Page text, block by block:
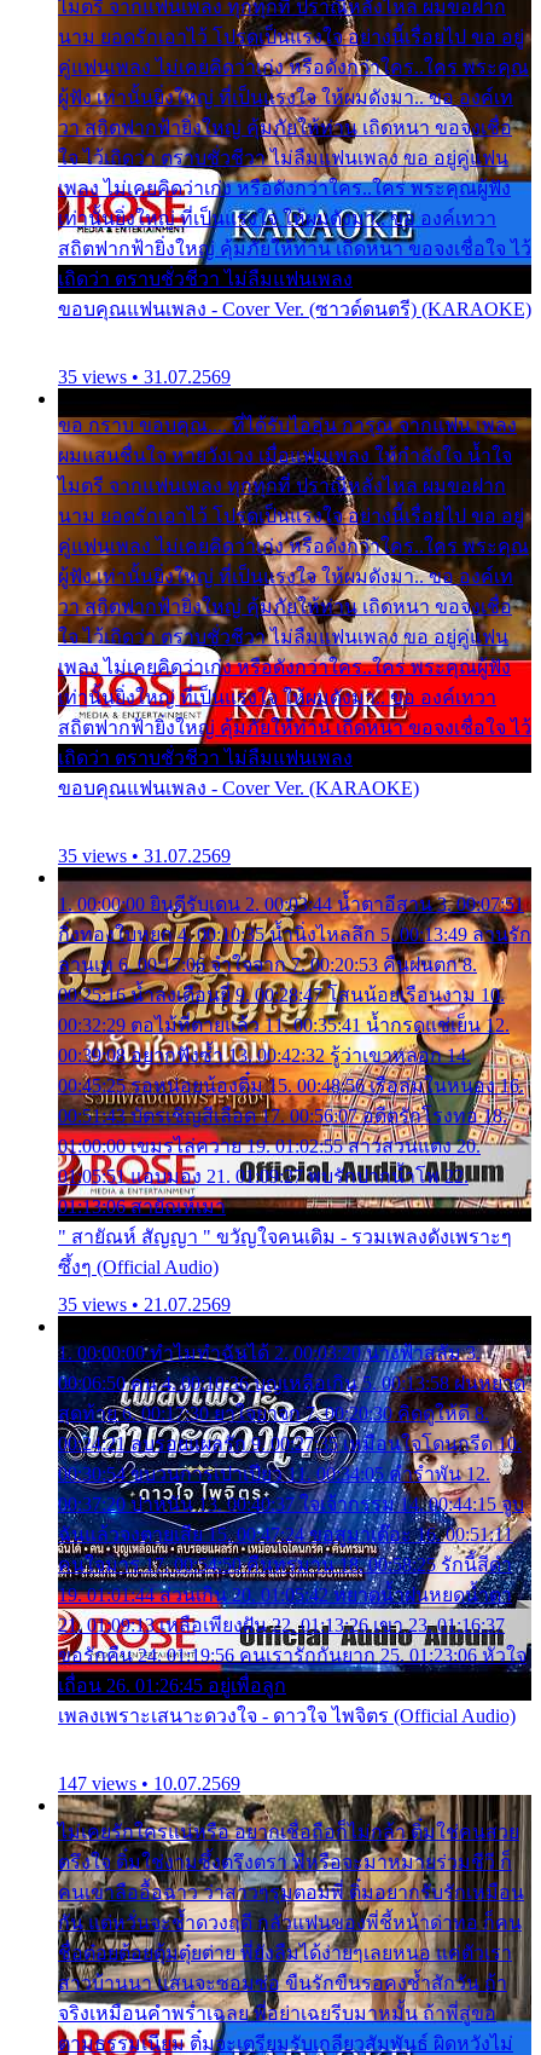
ไมตรี จากแฟนเพลง ทุกทุกที่ ปราณีหลั่งไหล ผมขอฝาก
นาม ยอดรักเอาไว้ โปรดเป็นแรงใจ อย่างนี้เรื่อยไป ขอ อยู่
คู่แฟนเพลง ไม่เคยคิดว่าเก่ง หรือดังกว่าใคร..ใคร พระคุณ
ผู้ฟัง เท่านั้นยิ่งใหญ่ ที่เป็นแรงใจ ให้ผมดังมา.. ขอ องค์เท
วา สถิตฟากฟ้ายิ่งใหญ่ คุ้มภัยให้ท่าน เถิดหนา ขอจงเชื่อ
ใจ ไว้เถิดว่า ตราบชั่วชีวา ไม่ลืมแฟนเพลง ขอ อยู่คู่แฟน
เพลง ไม่เคยคิดว่าเก่ง หรือดังกว่าใคร..ใคร พระคุณผู้ฟัง
เท่านั้นยิ่งใหญ่ ที่เป็นแรงใจ ให้ผมดังมา.. ขอ องค์เทวา
สถิตฟากฟ้ายิ่งใหญ่ คุ้มภัยให้ท่าน เถิดหนา ขอจงเชื่อใจ ไว้
เถิดว่า ตราบชั่วชีวา ไม่ลืมแฟนเพลง
ขอบคุณแฟนเพลง - Cover Ver. (ซาวด์ดนตรี) (KARAOKE)
35 views • 31.07.2569
ขอ กราบ ขอบคุณ.... ที่ได้รับไออุ่น การุณ จากแฟน เพลง
ผมแสนชื่นใจ หายวังเวง เมื่อแฟนเพลง ให้กำลังใจ น้ำใจ
ไมตรี จากแฟนเพลง ทุกทุกที่ ปราณีหลั่งไหล ผมขอฝาก
นาม ยอดรักเอาไว้ โปรดเป็นแรงใจ อย่างนี้เรื่อยไป ขอ อยู่
คู่แฟนเพลง ไม่เคยคิดว่าเก่ง หรือดังกว่าใคร..ใคร พระคุณ
ผู้ฟัง เท่านั้นยิ่งใหญ่ ที่เป็นแรงใจ ให้ผมดังมา.. ขอ องค์เท
วา สถิตฟากฟ้ายิ่งใหญ่ คุ้มภัยให้ท่าน เถิดหนา ขอจงเชื่อ
ใจ ไว้เถิดว่า ตราบชั่วชีวา ไม่ลืมแฟนเพลง ขอ อยู่คู่แฟน
เพลง ไม่เคยคิดว่าเก่ง หรือดังกว่าใคร..ใคร พระคุณผู้ฟัง
เท่านั้นยิ่งใหญ่ ที่เป็นแรงใจ ให้ผมดังมา.. ขอ องค์เทวา
สถิตฟากฟ้ายิ่งใหญ่ คุ้มภัยให้ท่าน เถิดหนา ขอจงเชื่อใจ ไว้
เถิดว่า ตราบชั่วชีวา ไม่ลืมแฟนเพลง
ขอบคุณแฟนเพลง - Cover Ver. (KARAOKE)
35 views • 31.07.2569
1. 00:00:00 ยินดีรับเดน 2. 00:03:44 น้ำตาอีสาน 3. 00:07:51
กิ่งทองใบหยก 4. 00:10:35 น้ำนิ่งไหลลึก 5. 00:13:49 ลานรัก
ลานเท 6. 00:17:06 จำใจจาก 7. 00:20:53 คืนฝนตก 8.
00:25:16 น้ำลงเดือนยี่ 9. 00:28:47 โสนน้อยเรือนงาม 10.
00:32:29 ตอไม้ที่ตายแล้ว 11. 00:35:41 น้ำกรดแช่เย็น 12.
00:39:08 อยากฟังซ้ำ 13. 00:42:32 รู้ว่าเขาหลอก 14.
00:45:25 รอหน่อยน้องติ๋ม 15. 00:48:56 เรือล่มในหนอง 16.
00:51:43 บัตรเชิญสีเลือด 17. 00:56:07 อดีตรักโรงทอ 18.
01:00:00 เขมรไล่ควาย 19. 01:02:55 สาวสวนแตง 20.
01:05:51 แอบมอง 21. 01:09:27 พบรักปากน้ำโพ 22.
01:13:06 สายัณห์เมา
" สายัณห์ สัญญา " ขวัญใจคนเดิม - รวมเพลงดังเพราะๆ
ซึ้งๆ (Official Audio)
35 views • 21.07.2569
1. 00:00:00 ทำไมทำฉันได้ 2. 00:03:20 นางฟ้าสลัม 3.
00:06:50 คน 4. 00:10:36 บุญเหลือเกิน 5. 00:13:58 ฝนหยาด
สุดท้าย 6. 00:17:30 ยาใจยาจก 7. 00:20:30 คิดดูให้ดี 8.
00:24:21 ลบรอยแผลรัก 9. 00:27:35 เหมือนใจโดนกรีด 10.
00:30:54 ขบวนการเปาเปียว 11. 00:34:05 คำรำพัน 12.
00:37:20 ปาหนัน 13. 00:40:37 ใจเจ้ากรรม 14. 00:44:15 จูบ
ฉันแล้วจงตายเสีย 15. 00:47:24 ขอสูมาเต๊อะ 16. 00:51:11
คนใจมาร 17. 00:54:50 คืนทรมาน 18. 00:58:25 รักนี้สีดำ
19. 01:01:44 ส่วนเกิน 20. 01:05:42 หยาดน้ำฝนหยดน้ำตา
21. 01:09:13 เหลือเพียงฝัน 22. 01:13:26 เขา 23. 01:16:37
ขอรักคืน 24. 01:19:56 คนเรารักกันยาก 25. 01:23:06 หัวใจ
เถื่อน 26. 01:26:45 อยู่เพื่อลูก
เพลงเพราะเสนาะดวงใจ - ดาวใจ ไพจิตร (Official Audio)
147 views • 10.07.2569
ไม่เคยรักใครแน่หรือ อยากเชื่อถือก็ไม่กล้า ติ๋มใช่คนสวย
ตรึงใจ ติ๋มใช่งามซึ้งตรึงตรา พี่หรือจะมาหมายร่วมชีวี ก็
คนเขาลืออื้อฉาว ว่าสาวๆรุมตอมพี่ ติ๋มอยากรับรักเหมือน
กัน แต่หวั่นจะช้ำดวงฤดี กลัวแฟนของพี่ชี้หน้าด่าทอ ก็คน
ชื่อต๋อยต้อยตุ้มตุ๋ยต่าย พี่ยังลืมได้ง่ายๆเลยหนอ แค่ตัวเรา
สาวบ้านนา แสนจะซอมซ่อ ขืนรักขืนรอคงช้ำสักวัน ถ้า
จริงเหมือนคำพร่ำเฉลย พี่อย่าเฉยรีบมาหมั้น ถ้าพี่สู่ขอ
ตามธรรมเนียม ติ๋มจะเตรียมรับเกลียวสัมพันธ์ ผิดหวังไม่